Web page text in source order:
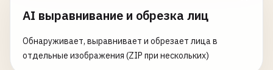
AI выравнивание и обрезка лиц
Обнаруживает, выравнивает и обрезает лица в
отдельные изображения (ZIP при нескольких)